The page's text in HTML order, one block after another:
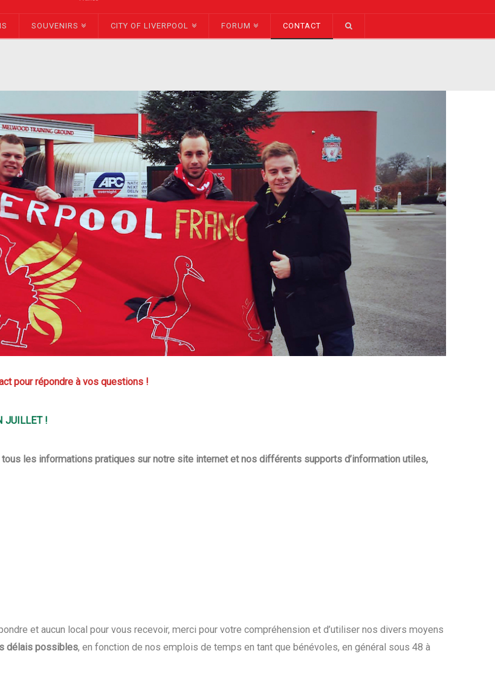
SOUVENIRS CITY OF LIVERPOOL FORUM CONTACT
pour répondre à vos questions !
JUILLET !
les informations pratiques sur notre site internet et nos différents supports d’information utiles,
et aucun local pour vous recevoir, merci pour votre compréhension et d’utiliser nos divers moyens
délais possibles, en fonction de nos emplois de temps en tant que bénévoles, en général sous 48 à